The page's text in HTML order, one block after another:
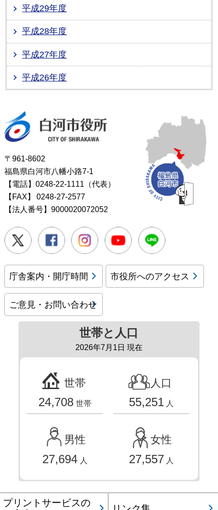
平成29年度
平成28年度
平成27年度
平成26年度
〒961-8602
福島県白河市八幡小路7-1
【電話】0248-22-1111（代表）
【FAX】
0248-27-2577
【法人番号】9000020072052
Twitter FacebookInstagramYoutube
庁舎案内・開庁時間 市役所へのアクセス
ご意見・お問い合わせ
世帯と人口
2026年7月1日 現在
世帯
24,708 世帯
人口
55,251 人
男性
27,694 人
女性
27,557 人
プリントサービスの